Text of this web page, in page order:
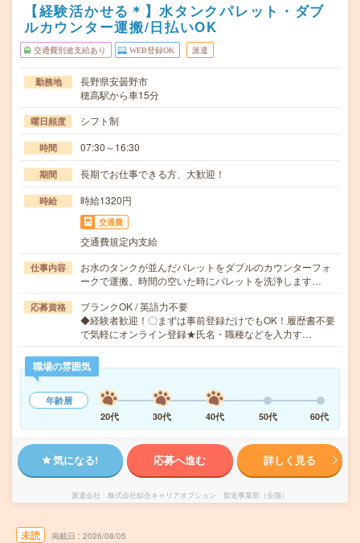
【経験活かせる＊】水タンクパレット・ダブ
ルカウンター運搬/日払いOK
交通費別途支給あり WEB登録OK 派遣
勤務地
長野県安曇野市
穂高駅から車15分
曜日頻度 シフト制
時間 07:30～16:30
期間 長期でお仕事できる方、大歓迎！
時給 時給1320円
交通費
交通費規定内支給
仕事内容
お水のタンクが並んだパレットをダブルのカウンターフォ
ークで運搬。時間の空いた時にパレットを洗浄します…
応募資格
ブランクOK / 英語力不要
◆経験者歓迎！〇まずは事前登録だけでもOK！履歴書不要
で気軽にオンライン登録★氏名・職種などを入力す…
職場の雰囲気
年齢層
20代
30代 40代 50代 60代
気になる! 応募へ進む 詳しく見る
派遣会社 株式会社綜合キャリアオプション 製造事業部（全国）
未読 掲載日 2026/08/05